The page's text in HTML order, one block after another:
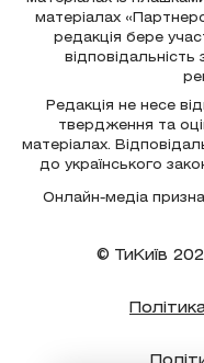
матеріалах
редакція бере
Редакція не несе
твердження та
матеріалах.
до українського
Онлайн-медіа
© ТиКиїв